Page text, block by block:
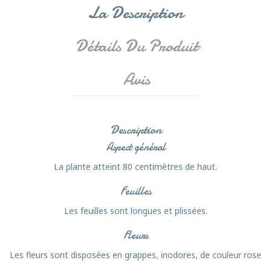
La Description
Détails Du Produit
Avis
Description
Aspect général
La plante atteint 80 centimètres de haut.
Feuilles
Les feuilles sont longues et plissées.
Fleurs
Les fleurs sont disposées en grappes, inodores, de couleur rose